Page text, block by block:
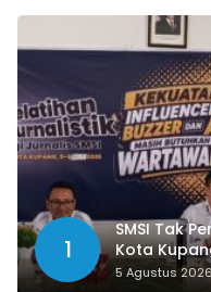
1
SMSI Tak
Kota
Publikasi
5 Agustus 2026